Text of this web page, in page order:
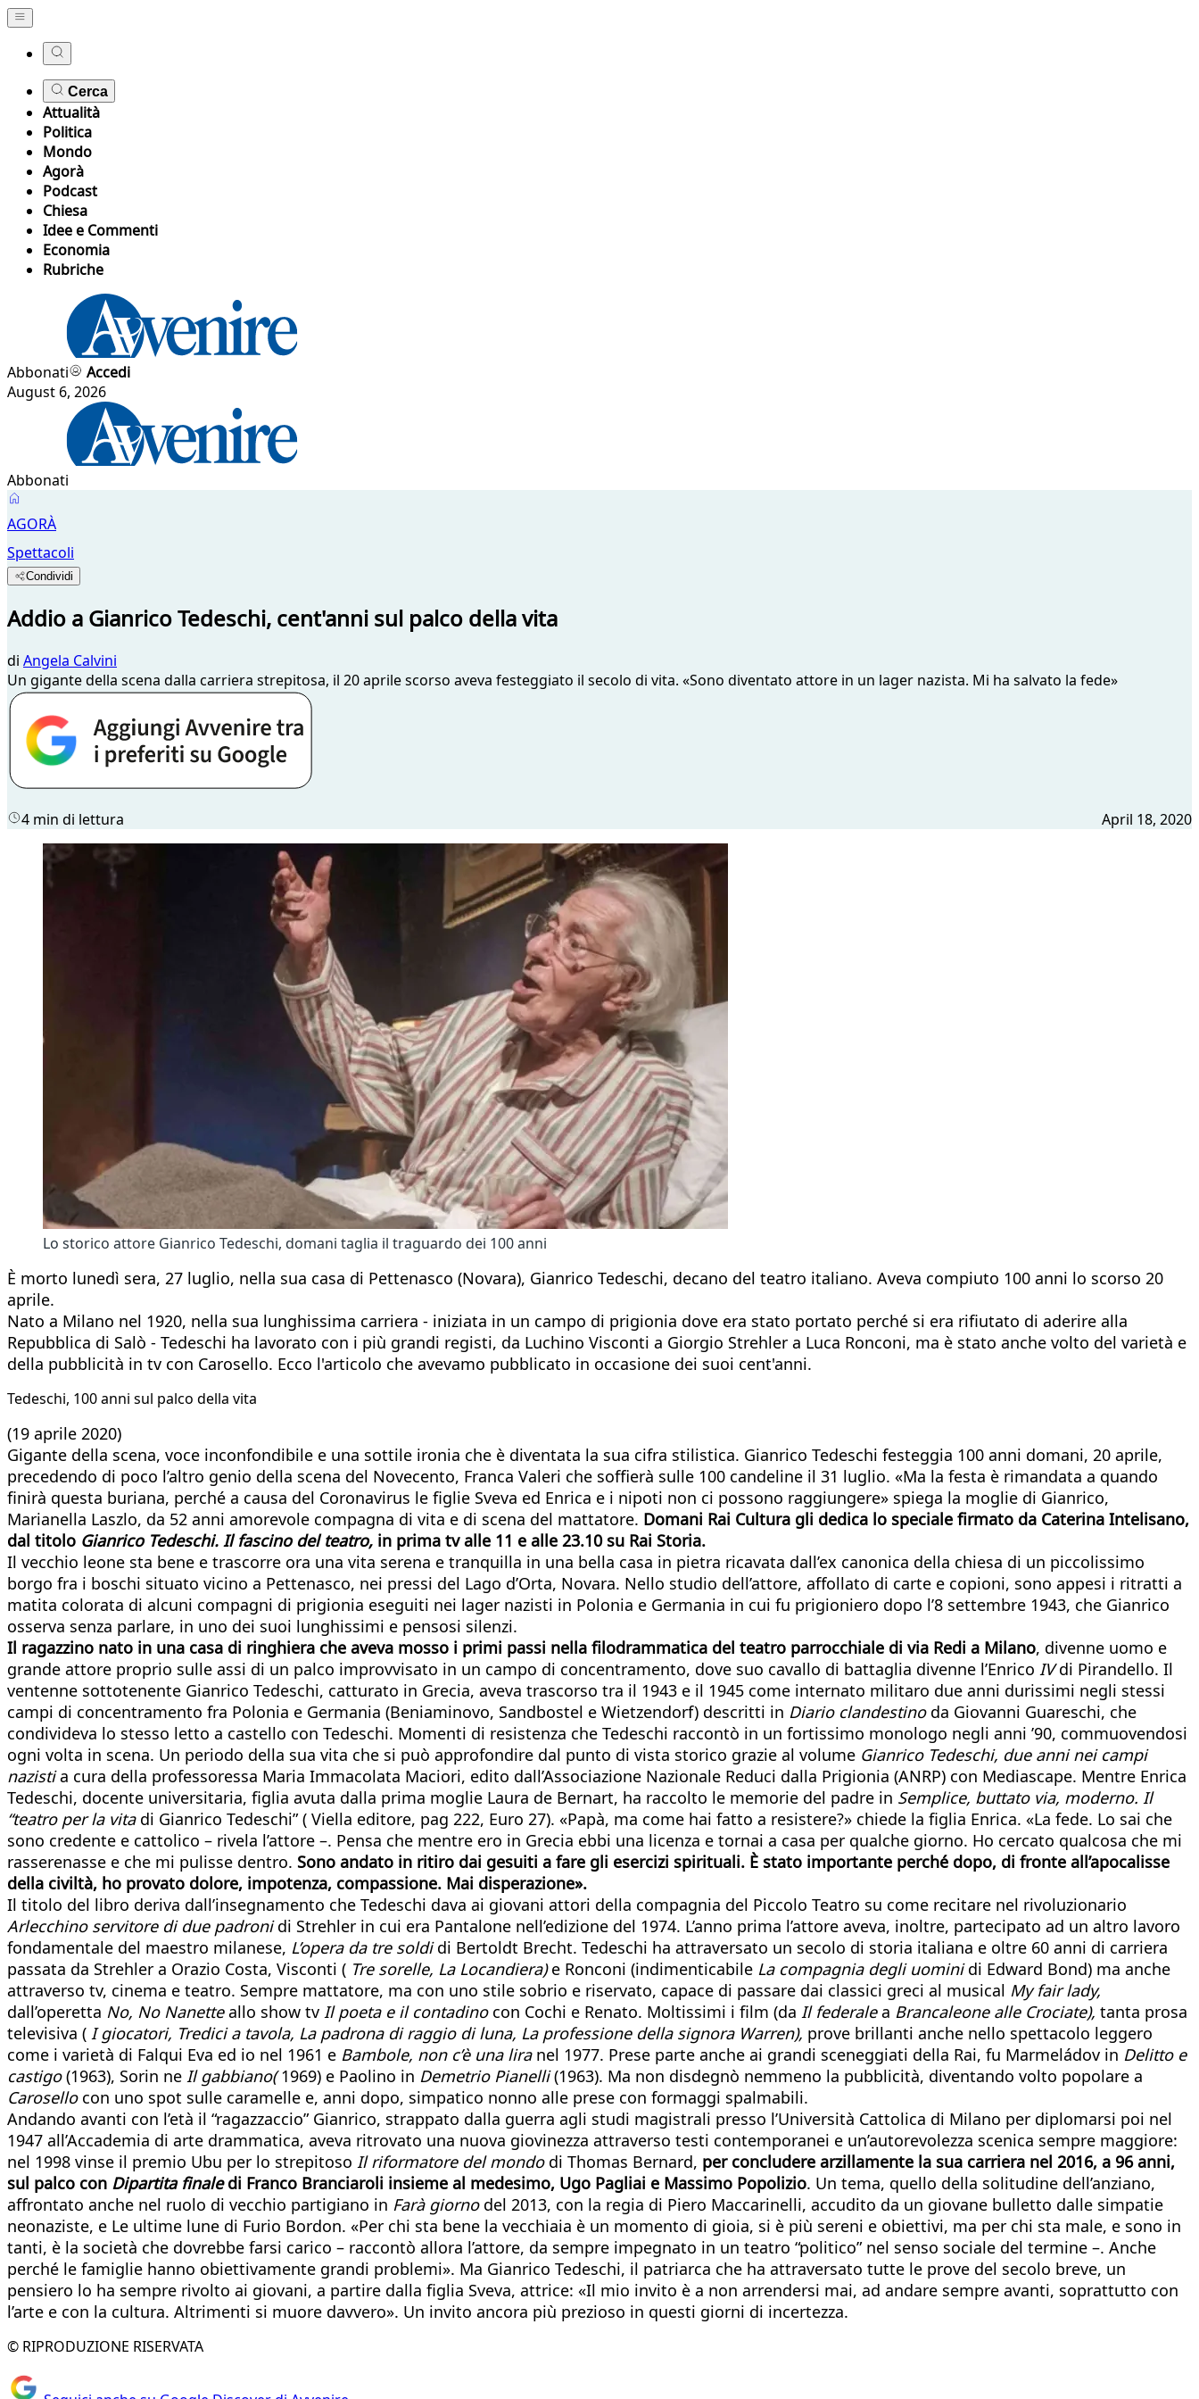
Cerca
Attualità
Politica
Mondo
Agorà
Podcast
Chiesa
Idee e Commenti
Economia
Rubriche
Abbonati
Accedi
August 6, 2026
Abbonati
AGORÀ
Spettacoli
Condividi
Addio a Gianrico Tedeschi, cent'anni sul palco della vita
di Angela Calvini
Un gigante della scena dalla carriera strepitosa, il 20 aprile scorso aveva festeggiato il secolo di vita. «Sono diventato attore in un lager nazista. Mi ha salvato la fede»
4 min di lettura April 18, 2020
Lo storico attore Gianrico Tedeschi, domani taglia il traguardo dei 100 anni
È morto lunedì sera, 27 luglio, nella sua casa di Pettenasco (Novara), Gianrico Tedeschi, decano del teatro italiano. Aveva compiuto 100 anni lo scorso 20
aprile.
Nato a Milano nel 1920, nella sua lunghissima carriera - iniziata in un campo di prigionia dove era stato portato perché si era rifiutato di aderire alla
Repubblica di Salò - Tedeschi ha lavorato con i più grandi registi, da Luchino Visconti a Giorgio Strehler a Luca Ronconi, ma è stato anche volto del varietà e
della pubblicità in tv con Carosello. Ecco l'articolo che avevamo pubblicato in occasione dei suoi cent'anni.
Tedeschi, 100 anni sul palco della vita
(19 aprile 2020)
Gigante della scena, voce inconfondibile e una sottile ironia che è diventata la sua cifra stilistica. Gianrico Tedeschi festeggia 100 anni domani, 20 aprile,
precedendo di poco l’altro genio della scena del Novecento, Franca Valeri che soffierà sulle 100 candeline il 31 luglio. «Ma la festa è rimandata a quando
finirà questa buriana, perché a causa del Coronavirus le figlie Sveva ed Enrica e i nipoti non ci possono raggiungere» spiega la moglie di Gianrico,
Marianella Laszlo, da 52 anni amorevole compagna di vita e di scena del mattatore. Domani Rai Cultura gli dedica lo speciale firmato da Caterina Intelisano,
dal titolo Gianrico Tedeschi. Il fascino del teatro, in prima tv alle 11 e alle 23.10 su Rai Storia.
Il vecchio leone sta bene e trascorre ora una vita serena e tranquilla in una bella casa in pietra ricavata dall’ex canonica della chiesa di un piccolissimo
borgo fra i boschi situato vicino a Pettenasco, nei pressi del Lago d’Orta, Novara. Nello studio dell’attore, affollato di carte e copioni, sono appesi i ritratti a
matita colorata di alcuni compagni di prigionia eseguiti nei lager nazisti in Polonia e Germania in cui fu prigioniero dopo l’8 settembre 1943, che Gianrico
osserva senza parlare, in uno dei suoi lunghissimi e pensosi silenzi.
Il ragazzino nato in una casa di ringhiera che aveva mosso i primi passi nella filodrammatica del teatro parrocchiale di via Redi a Milano, divenne uomo e
grande attore proprio sulle assi di un palco improvvisato in un campo di concentramento, dove suo cavallo di battaglia divenne l’Enrico IVdi Pirandello. Il
ventenne sottotenente Gianrico Tedeschi, catturato in Grecia, aveva trascorso tra il 1943 e il 1945 come internato militaro due anni durissimi negli stessi
campi di concentramento fra Polonia e Germania (Beniaminovo, Sandbostel e Wietzendorf) descritti in Diario clandestinoda Giovanni Guareschi, che
condivideva lo stesso letto a castello con Tedeschi. Momenti di resistenza che Tedeschi raccontò in un fortissimo monologo negli anni ’90, commuovendosi
ogni volta in scena. Un periodo della sua vita che si può approfondire dal punto di vista storico grazie al volume Gianrico Tedeschi, due anni nei campi
nazistia cura della professoressa Maria Immacolata Maciori, edito dall’Associazione Nazionale Reduci dalla Prigionia (ANRP) con Mediascape. Mentre Enrica
Tedeschi, docente universitaria, figlia avuta dalla prima moglie Laura de Bernart, ha raccolto le memorie del padre in Semplice, buttato via, moderno. Il
“teatro per la vitadi Gianrico Tedeschi” ( Viella editore, pag 222, Euro 27). «Papà, ma come hai fatto a resistere?» chiede la figlia Enrica. «La fede. Lo sai che
sono credente e cattolico – rivela l’attore –. Pensa che mentre ero in Grecia ebbi una licenza e tornai a casa per qualche giorno. Ho cercato qualcosa che mi
rasserenasse e che mi pulisse dentro. Sono andato in ritiro dai gesuiti a fare gli esercizi spirituali. È stato importante perché dopo, di fronte all’apocalisse
della civiltà, ho provato dolore, impotenza, compassione. Mai disperazione».
Il titolo del libro deriva dall’insegnamento che Tedeschi dava ai giovani attori della compagnia del Piccolo Teatro su come recitare nel rivoluzionario
Arlecchino servitore di due padronidi Strehler in cui era Pantalone nell’edizione del 1974. L’anno prima l’attore aveva, inoltre, partecipato ad un altro lavoro
fondamentale del maestro milanese, L’opera da tre soldidi Bertoldt Brecht. Tedeschi ha attraversato un secolo di storia italiana e oltre 60 anni di carriera
passata da Strehler a Orazio Costa, Visconti ( Tre sorelle, La Locandiera)e Ronconi (indimenticabile La compagnia degli uominidi Edward Bond) ma anche
attraverso tv, cinema e teatro. Sempre mattatore, ma con uno stile sobrio e riservato, capace di passare dai classici greci al musical My fair lady,
dall’operetta No, No Nanetteallo show tv Il poeta e il contadinocon Cochi e Renato. Moltissimi i film (da Il federalea Brancaleone alle Crociate), tanta prosa
televisiva ( I giocatori, Tredici a tavola, La padrona di raggio di luna, La professione della signora Warren), prove brillanti anche nello spettacolo leggero
come i varietà di Falqui Eva ed io nel 1961 e Bambole, non c’è una liranel 1977. Prese parte anche ai grandi sceneggiati della Rai, fu Marmeládov in Delitto e
castigo(1963), Sorin ne Il gabbiano(1969) e Paolino in Demetrio Pianelli(1963). Ma non disdegnò nemmeno la pubblicità, diventando volto popolare a
Carosellocon uno spot sulle caramelle e, anni dopo, simpatico nonno alle prese con formaggi spalmabili.
Andando avanti con l’età il “ragazzaccio” Gianrico, strappato dalla guerra agli studi magistrali presso l’Università Cattolica di Milano per diplomarsi poi nel
1947 all’Accademia di arte drammatica, aveva ritrovato una nuova giovinezza attraverso testi contemporanei e un’autorevolezza scenica sempre maggiore:
nel 1998 vinse il premio Ubu per lo strepitoso Il riformatore del mondodi Thomas Bernard, per concludere arzillamente la sua carriera nel 2016, a 96 anni,
sul palco con Dipartita finaledi Franco Branciaroli insieme al medesimo, Ugo Pagliai e Massimo Popolizio. Un tema, quello della solitudine dell’anziano,
affrontato anche nel ruolo di vecchio partigiano in Farà giornodel 2013, con la regia di Piero Maccarinelli, accudito da un giovane bulletto dalle simpatie
neonaziste, e Le ultime lune di Furio Bordon. «Per chi sta bene la vecchiaia è un momento di gioia, si è più sereni e obiettivi, ma per chi sta male, e sono in
tanti, è la società che dovrebbe farsi carico – raccontò allora l’attore, da sempre impegnato in un teatro “politico” nel senso sociale del termine –. Anche
perché le famiglie hanno obiettivamente grandi problemi». Ma Gianrico Tedeschi, il patriarca che ha attraversato tutte le prove del secolo breve, un
pensiero lo ha sempre rivolto ai giovani, a partire dalla figlia Sveva, attrice: «Il mio invito è a non arrendersi mai, ad andare sempre avanti, soprattutto con
l’arte e con la cultura. Altrimenti si muore davvero». Un invito ancora più prezioso in questi giorni di incertezza.
© RIPRODUZIONE RISERVATA